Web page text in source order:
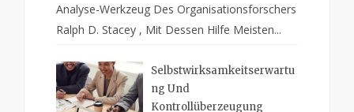
Analyse-Werkzeug Des Organisationsforschers
Ralph D. Stacey , Mit Dessen Hilfe Meisten...
Selbstwirksamkeitserwartu
Ng Und
Kontrollüberzeugung